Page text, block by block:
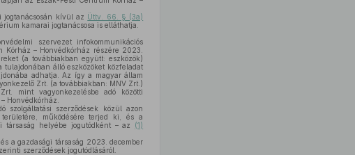
kívül az Üttv. 66. § (3a)
kamarai jogtanácsosa is elláthatja.
szervezet infokommunikációs
Kórház – Honvédkórház részére 2023.
(a továbbiakban együtt: eszközök)
tulajdonában álló eszközöket közfeladat
adhatja. Az így a magyar állam
Zrt. (a továbbiakban: MNV Zrt.)
mint vagyonkezelésbe adó közötti
Honvédkórház.
szolgáltatási szerződések közül azon
működésére terjed ki, és a
társaság helyébe jogutódként – az (1)
a gazdasági társaság 2023. december
szerződések jogutódlásáról.